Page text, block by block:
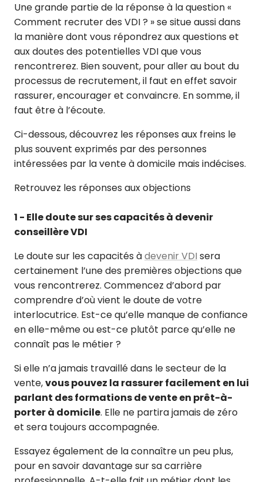
Une grande partie de la réponse à la question «
Comment recruter des VDI ? » se situe aussi dans
la manière dont vous répondrez aux questions et
aux doutes des potentielles VDI que vous
rencontrerez. Bien souvent, pour aller au bout du
processus de recrutement, il faut en effet savoir
rassurer, encourager et convaincre. En somme, il
faut être à l’écoute.
Ci-dessous, découvrez les réponses aux freins le
plus souvent exprimés par des personnes
intéressées par la vente à domicile mais indécises.
Retrouvez les réponses aux objections
1 - Elle doute sur ses capacités à devenir
conseillère VDI
Le doute sur les capacités àdevenir VDI sera
certainement l’une des premières objections que
vous rencontrerez. Commencez d’abord par
comprendre d’où vient le doute de votre
interlocutrice. Est-ce qu’elle manque de confiance
en elle-même ou est-ce plutôt parce qu’elle ne
connaît pas le métier ?
Si elle n’a jamais travaillé dans le secteur de la
vente,vous pouvez la rassurer facilement en lui
parlant des formations de vente en prêt-à-
porter à domicile. Elle ne partira jamais de zéro
et sera toujours accompagnée.
Essayez également de la connaître un peu plus,
pour en savoir davantage sur sa carrière